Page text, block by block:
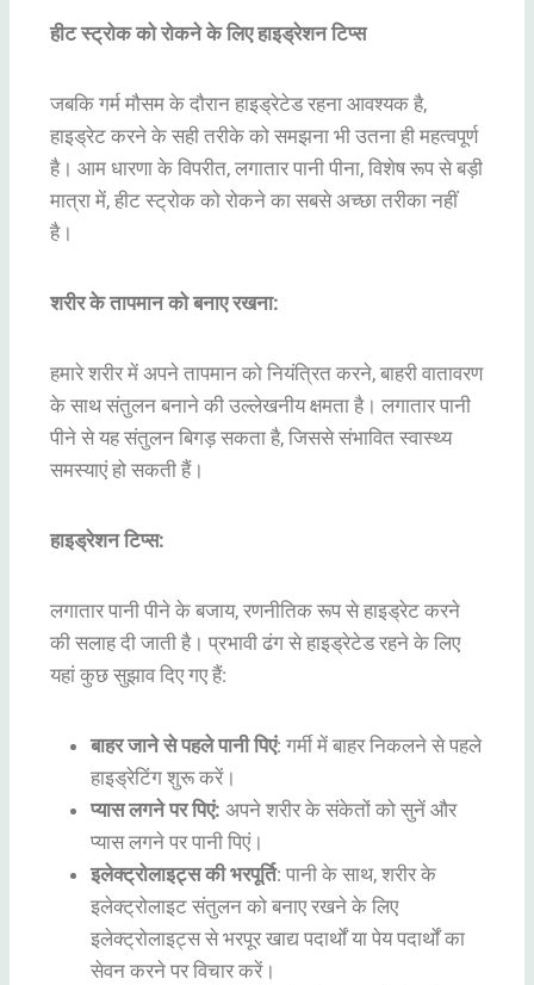
हीट स्ट्रोक को रोकने के लिए हाइड्रेशन टिप्स
जबकि गर्म मौसम के दौरान हाइड्रेटेड रहना आवश्यक है,
हाइड्रेट करने के सही तरीके को समझना भी उतना ही महत्वपूर्ण
है। आम धारणा के विपरीत, लगातार पानी पीना, विशेष रूप से बड़ी
मात्रा में, हीट स्ट्रोक को रोकने का सबसे अच्छा तरीका नहीं
है।
शरीर के तापमान को बनाए रखना:
हमारे शरीर में अपने तापमान को नियंत्रित करने, बाहरी वातावरण
के साथ संतुलन बनाने की उल्लेखनीय क्षमता है। लगातार पानी
पीने से यह संतुलन बिगड़ सकता है, जिससे संभावित स्वास्थ्य
समस्याएं हो सकती हैं।
हाइड्रेशन टिप्स:
लगातार पानी पीने के बजाय, रणनीतिक रूप से हाइड्रेट करने
की सलाह दी जाती है। प्रभावी ढंग से हाइड्रेटेड रहने के लिए
यहां कुछ सुझाव दिए गए हैं:
बाहर जाने से पहले पानी पिएं: गर्मी में बाहर निकलने से पहले
हाइड्रेटिंग शुरू करें।
प्यास लगने पर पिएं: अपने शरीर के संकेतों को सुनें और
प्यास लगने पर पानी पिएं।
इलेक्ट्रोलाइट्स की भरपूर्ति: पानी के साथ, शरीर के
इलेक्ट्रोलाइट संतुलन को बनाए रखने के लिए
इलेक्ट्रोलाइट्स से भरपूर खाद्य पदार्थों या पेय पदार्थों का
सेवन करने पर विचार करें।